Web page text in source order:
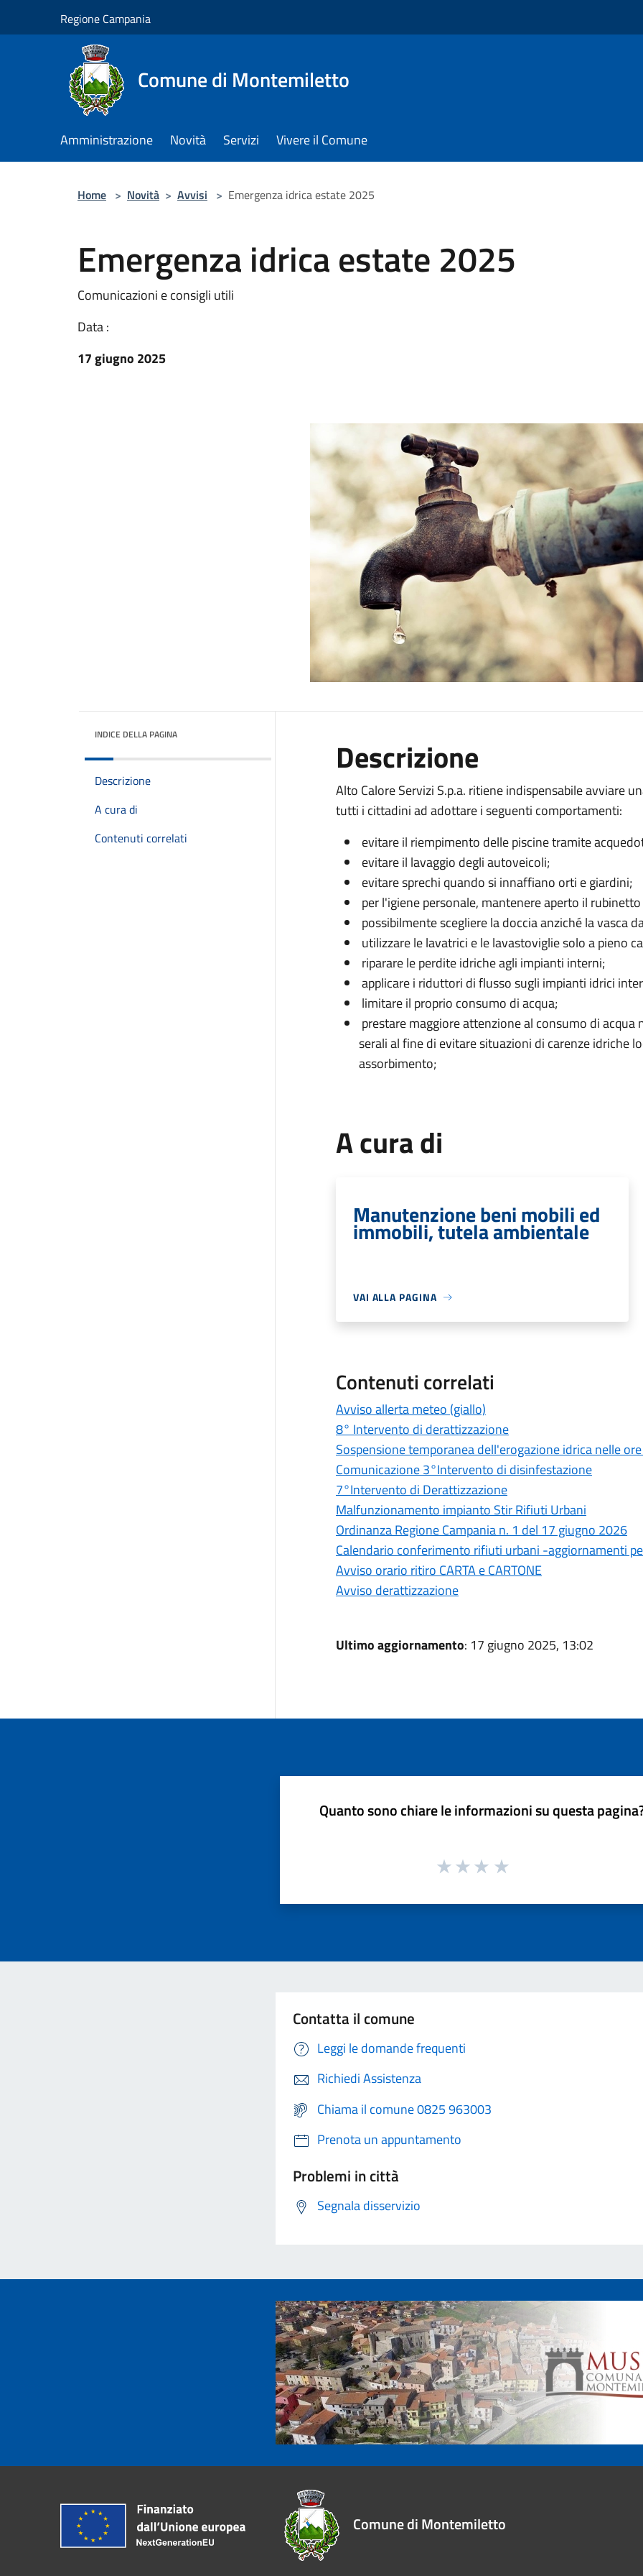
Regione Campania
Comune di Montemiletto
Amministrazione Novità Servizi Vivere il Comune
Home > Novità > Avvisi > Emergenza idrica estate 2025
Emergenza idrica estate 2025
Comunicazioni e consigli utili
Data :
17 giugno 2025
INDICE DELLA PAGINA
Descrizione
A cura di
Contenuti correlati
Descrizione
Alto Calore Servizi S.p.a. ritiene indispensabile avviare
tutti i cittadini ad adottare i seguenti comportamenti:
evitare il riempimento delle piscine tramite
evitare il lavaggio degli autoveicoli;
evitare sprechi quando si innaffiano orti e giardini;
per l'igiene personale, mantenere aperto il
possibilmente scegliere la doccia anziché la vasca
utilizzare le lavatrici e le lavastoviglie solo a pieno
riparare le perdite idriche agli impianti interni;
applicare i riduttori di flusso sugli impianti idrici
limitare il proprio consumo di acqua;
prestare maggiore attenzione al consumo di
serali al fine di evitare situazioni di carenze idriche
assorbimento;
A cura di
Manutenzione beni mobili ed
immobili, tutela ambientale
VAI ALLA PAGINA
Contenuti correlati
Avviso allerta meteo (giallo)
8° Intervento di derattizzazione
Sospensione temporanea dell'erogazione idrica nelle
Comunicazione 3°Intervento di disinfestazione
7°Intervento di Derattizzazione
Malfunzionamento impianto Stir Rifiuti Urbani
Ordinanza Regione Campania n. 1 del 17 giugno 2026
Calendario conferimento rifiuti urbani -aggiornamenti
Avviso orario ritiro CARTA e CARTONE
Avviso derattizzazione
Ultimo aggiornamento: 17 giugno 2025, 13:02
Quanto sono chiare le informazioni su questa
Contatta il comune
Leggi le domande frequenti
Richiedi Assistenza
Chiama il comune 0825 963003
Prenota un appuntamento
Problemi in città
Segnala disservizio
Comune di Montemiletto